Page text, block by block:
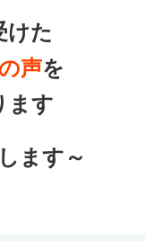
けた
声を
ます
ます～